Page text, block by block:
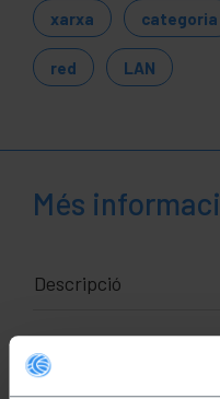
xarxa categoria
red LAN
Més
Descripció
Bobina de cable de
de 305 m AWG24.